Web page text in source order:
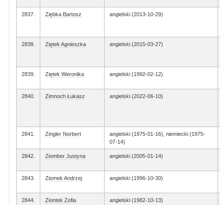
2837. Ziębka Bartosz angielski (2013-10-29)
2838. Ziętek Agnieszka angielski (2015-03-27)
2839. Ziętek Weronika angielski (1992-02-12)
2840. Zimnoch Łukasz angielski (2022-06-10)
2841. Zingler Norbert
angielski (1975-01-16), niemiecki (1975-
07-14)
2842. Ziomber Justyna angielski (2005-01-14)
2843. Ziomek Andrzej angielski (1996-10-30)
2844. Ziontek Zofia angielski (1982-10-13)